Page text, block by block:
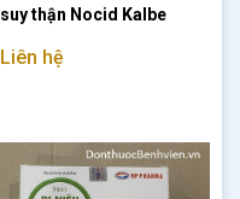
suy thận Nocid Kalbe
Liên hệ